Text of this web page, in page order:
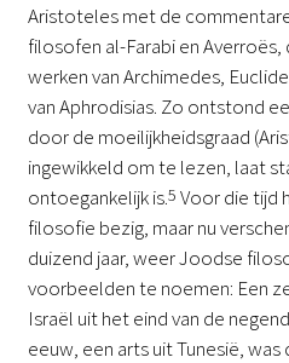
Aristoteles met de
filosofen al-Farabi en
werken van Archimedes,
van Aphrodisias. Zo ontstond
door de moeilijkheidsgraad
ingewikkeld om te lezen, laat
ontoegankelijk is.5 Voor die tijd
filosofie bezig, maar nu
duizend jaar, weer Joodse
voorbeelden te noemen: Een
Israël uit het eind van de
eeuw, een arts uit Tunesië,